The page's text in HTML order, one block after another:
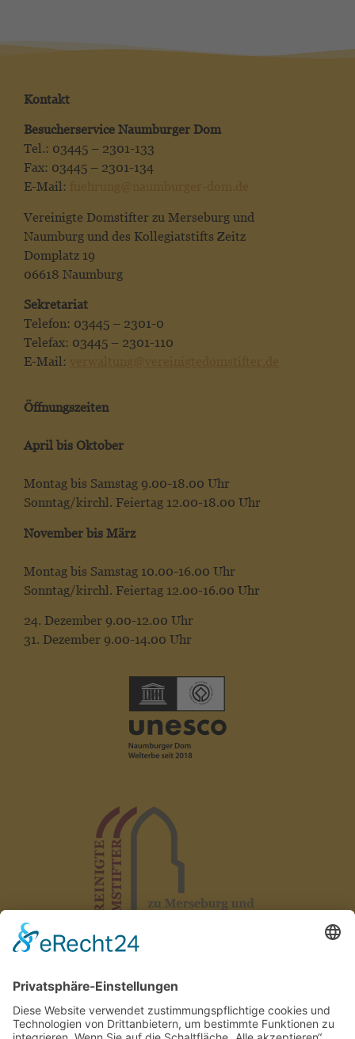
Kontakt
Besucherservice Naumburger Dom
Tel.: 03445 – 2301-133
Fax: 03445 – 2301-134
E-Mail:
Vereinigte Domstifter zu Merseburg und
Naumburg und des Kollegiatstifts Zeitz
Domplatz 19
06618 Naumburg
Sekretariat
Telefon: 03445 – 2301-0
Telefax: 03445 – 2301-110
E-Mail:
Öffnungszeiten
April bis Oktober
Montag bis Samstag 9.00-18.00 Uhr
Sonntag/kirchl. Feiertag 12.00-18.00 Uhr
November bis März
Montag bis Samstag 10.00-16.00 Uhr
Sonntag/kirchl. Feiertag 12.00-16.00 Uhr
24. Dezember 9.00-12.00 Uhr
31. Dezember 9.00-14.00 Uhr